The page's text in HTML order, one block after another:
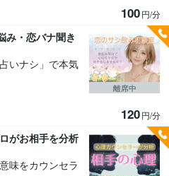
100円/分
み・恋バナ聞き
いナシ」で本気
120円/分
離席中
がお相手を分析
味をカウンセラ